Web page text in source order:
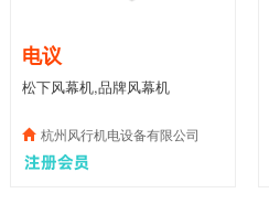
电议
松下风幕机,品牌风幕机
杭州风行机电设备有限公司